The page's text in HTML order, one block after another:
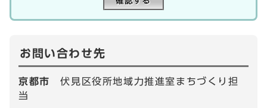
お問い合わせ先
京都市伏見区役所地域力推進室まちづくり担
当